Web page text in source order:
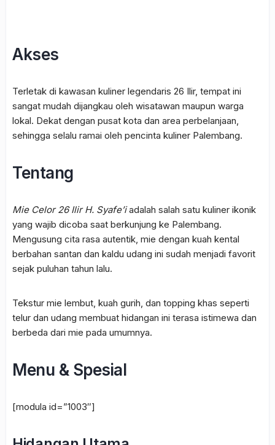
Akses
Terletak di kawasan kuliner legendaris 26 Ilir, tempat ini
sangat mudah dijangkau oleh wisatawan maupun warga
lokal. Dekat dengan pusat kota dan area perbelanjaan,
sehingga selalu ramai oleh pencinta kuliner Palembang.
Tentang
Mie Celor 26 Ilir H. Syafe’iadalah salah satu kuliner ikonik
yang wajib dicoba saat berkunjung ke Palembang.
Mengusung cita rasa autentik, mie dengan kuah kental
berbahan santan dan kaldu udang ini sudah menjadi favorit
sejak puluhan tahun lalu.
Tekstur mie lembut, kuah gurih, dan topping khas seperti
telur dan udang membuat hidangan ini terasa istimewa dan
berbeda dari mie pada umumnya.
Menu & Spesial
[modula id=”1003″]